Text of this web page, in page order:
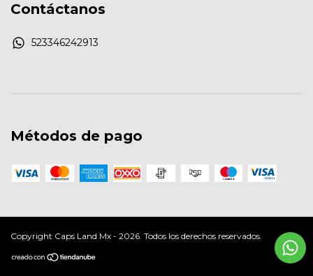
Contáctanos
523346242913
Métodos de pago
Copyright Caps Land Mx - 2026. Todos los derechos reservados.